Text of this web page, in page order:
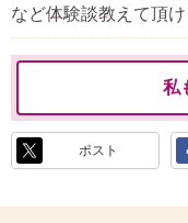
など体験談教えて頂け
私
ポスト